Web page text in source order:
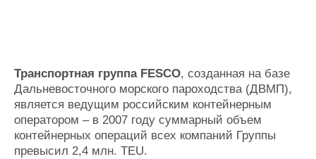
Транспортная группа FESCO, созданная на базе
Дальневосточного морского пароходства (ДВМП),
является ведущим российским контейнерным
оператором – в 2007 году суммарный объем
контейнерных операций всех компаний Группы
превысил 2,4 млн. TEU.